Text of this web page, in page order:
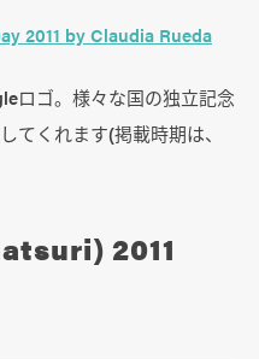
2011 by Claudia Rueda
ロゴ。様々な国の独立記念
てくれます(掲載時期は、
2011